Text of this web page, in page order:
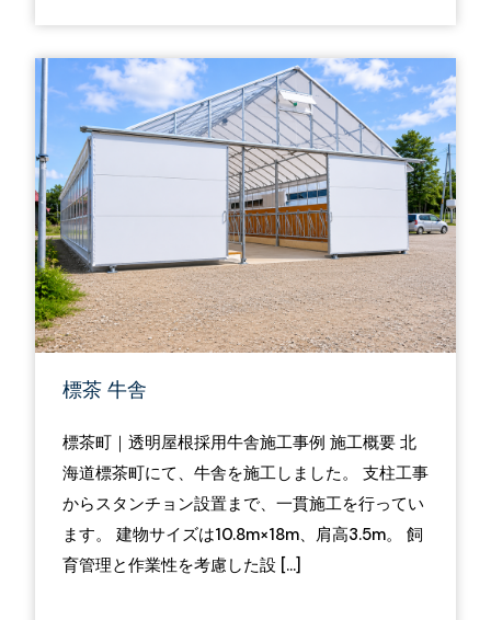
標茶 牛舎
標茶町｜透明屋根採用牛舎施工事例 施工概要 北
海道標茶町にて、牛舎を施工しました。 支柱工事
からスタンチョン設置まで、一貫施工を行ってい
ます。 建物サイズは10.8m×18m、肩高3.5m。 飼
育管理と作業性を考慮した設 […]